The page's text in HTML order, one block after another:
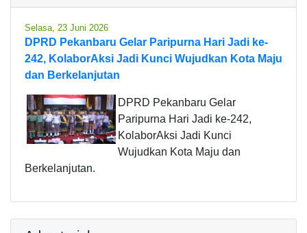
Selasa, 23 Juni 2026
DPRD Pekanbaru Gelar Paripurna Hari Jadi ke-
242, KolaborAksi Jadi Kunci Wujudkan Kota Maju
dan Berkelanjutan
DPRD Pekanbaru Gelar
Paripurna Hari Jadi ke-242,
KolaborAksi Jadi Kunci
Wujudkan Kota Maju dan
Berkelanjutan.